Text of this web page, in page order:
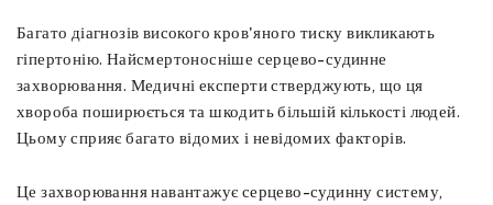
Багато діагнозів високого кров'яного тиску викликають
гіпертонію. Найсмертоносніше серцево-судинне
захворювання. Медичні експерти стверджують, що ця
хвороба поширюється та шкодить більшій кількості людей.
Цьому сприяє багато відомих і невідомих факторів.
Це захворювання навантажує серцево-судинну систему,